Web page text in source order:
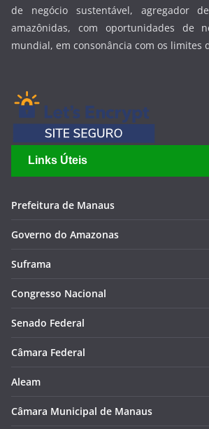
de negócio sustentável, agregador
amazônidas, com oportunidades de
mundial, em consonância com os limites
Links Úteis
Prefeitura de Manaus
Governo do Amazonas
Suframa
Congresso Nacional
Senado Federal
Câmara Federal
Aleam
Câmara Municipal de Manaus